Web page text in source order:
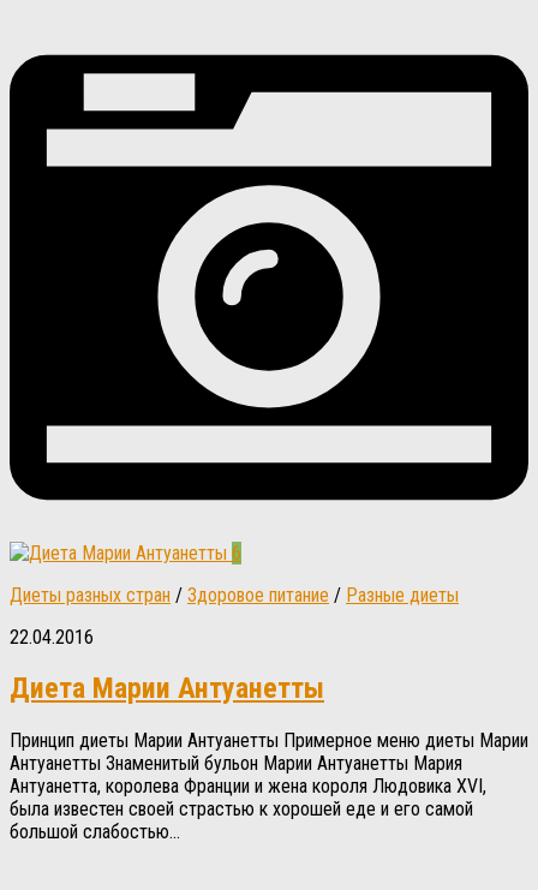
6
Диеты разных стран / Здоровое питание / Разные диеты
22.04.2016
Диета Марии Антуанетты
Принцип диеты Марии Антуанетты Примерное меню диеты Марии
Антуанетты Знаменитый бульон Марии Антуанетты Мария
Антуанетта, королева Франции и жена короля Людовика XVI,
была известен своей страстью к хорошей еде и его самой
большой слабостью...